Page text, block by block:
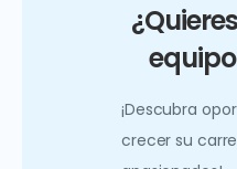
¡Descubra
crecer su